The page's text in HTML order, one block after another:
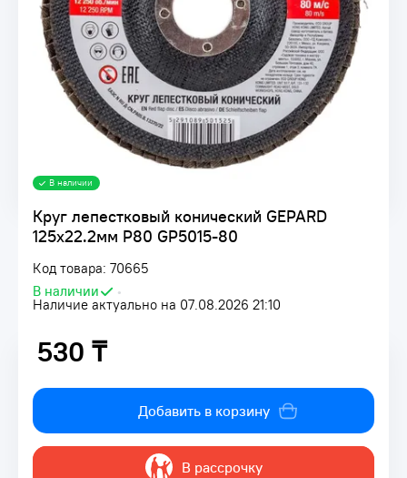
Круг лепестковый конический GEPARD
125х22.2мм P80 GP5015-80
Код товара: 70665
В наличии
•
Наличие актуально на 07.08.2026 21:10
В наличии
530 ₸
530 ₸
Добавить в корзину
В рассрочку